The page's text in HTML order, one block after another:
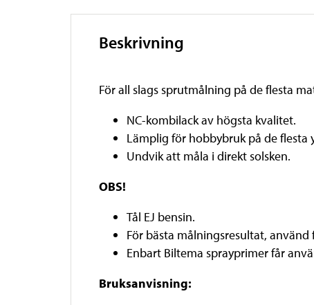
Beskrivning
För all slags sprutmålning på de flesta
NC-kombilack av högsta kvalitet.
Lämplig för hobbybruk på de flesta
Undvik att måla i direkt solsken.
OBS!
Tål EJ bensin.
För bästa målningsresultat,
Enbart Biltema sprayprimer får
Bruksanvisning: